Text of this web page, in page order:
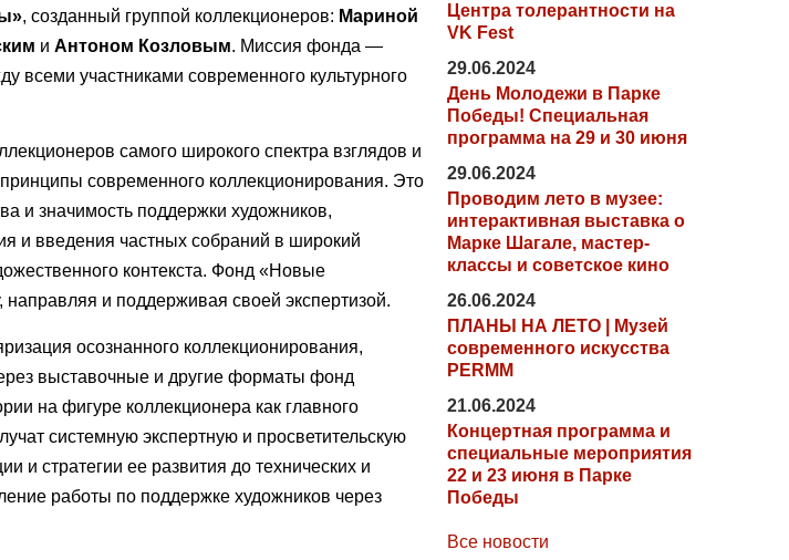
, созданный группой коллекционеров: Мариной
и Антоном Козловым. Миссия фонда —
всеми участниками современного культурного
самого широкого спектра взглядов и
современного коллекционирования. Это
и значимость поддержки художников,
и введения частных собраний в широкий
контекста. Фонд «Новые
и поддерживая своей экспертизой.
осознанного коллекционирования,
выставочные и другие форматы фонд
на фигуре коллекционера как главного
системную экспертную и просветительскую
и стратегии ее развития до технических и
работы по поддержке художников через
Центра толерантности на
VK Fest
29.06.2024
День Молодежи в Парке
Победы! Специальная
программа на 29 и 30 июня
29.06.2024
Проводим лето в музее:
интерактивная выставка о
Марке Шагале, мастер-
классы и советское кино
26.06.2024
ПЛАНЫ НА ЛЕТО | Музей
современного искусства
PERMM
21.06.2024
Концертная программа и
специальные мероприятия
22 и 23 июня в Парке
Победы
Все новости